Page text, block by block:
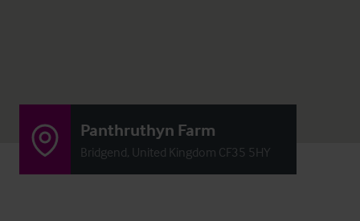
Panthruthyn Farm
Bridgend, United Kingdom CF35 5HY